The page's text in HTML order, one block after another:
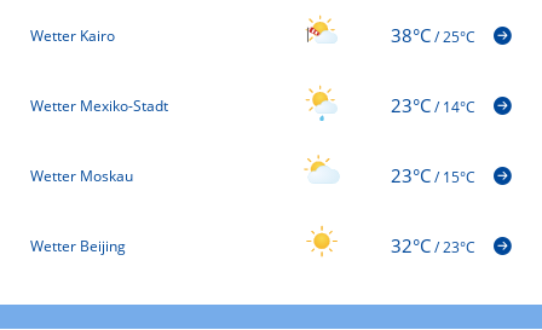
Wetter Kairo 38°C/25°C
Wetter Mexiko-Stadt 23°C/14°C
Wetter Moskau 23°C/15°C
Wetter Beijing 32°C/23°C